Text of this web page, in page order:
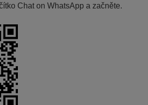
Chat on WhatsApp a začněte.